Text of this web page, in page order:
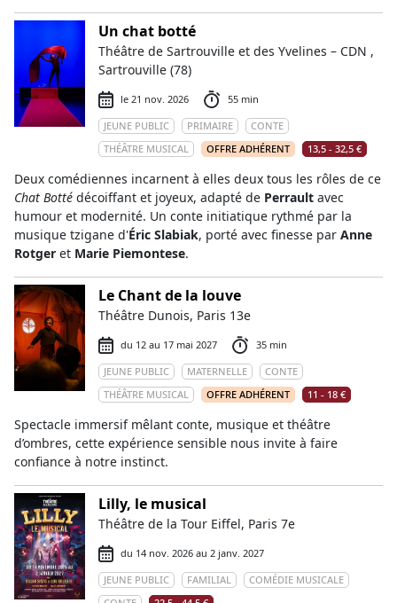
Un chat botté
Théâtre de Sartrouville et des Yvelines – CDN ,
Sartrouville (78)
le 21 nov. 2026
55 min
JEUNE PUBLIC
PRIMAIRE
CONTE
THÉÂTRE MUSICAL
OFFRE ADHÉRENT 13,5 - 32,5 €
Deux comédiennes incarnent à elles deux tous les rôles de ce
Chat Botté décoiffant et joyeux, adapté de Perrault avec
humour et modernité. Un conte initiatique rythmé par la
musique tzigane d'Éric Slabiak, porté avec finesse par Anne
Rotger et Marie Piemontese.
Le Chant de la louve
Théâtre Dunois, Paris 13e
du 12 au 17 mai 2027
35 min
JEUNE PUBLIC
MATERNELLE
CONTE
THÉÂTRE MUSICAL
OFFRE ADHÉRENT 11 - 18 €
Spectacle immersif mêlant conte, musique et théâtre
d’ombres, cette expérience sensible nous invite à faire
confiance à notre instinct.
Lilly, le musical
Théâtre de la Tour Eiffel, Paris 7e
du 14 nov. 2026 au 2 janv. 2027
JEUNE PUBLIC
FAMILIAL
COMÉDIE MUSICALE